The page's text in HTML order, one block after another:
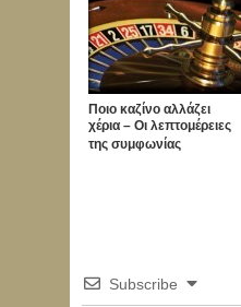
Ποιο καζίνο αλλάζει
χέρια – Οι λεπτομέρειες
της συμφωνίας
Subscribe